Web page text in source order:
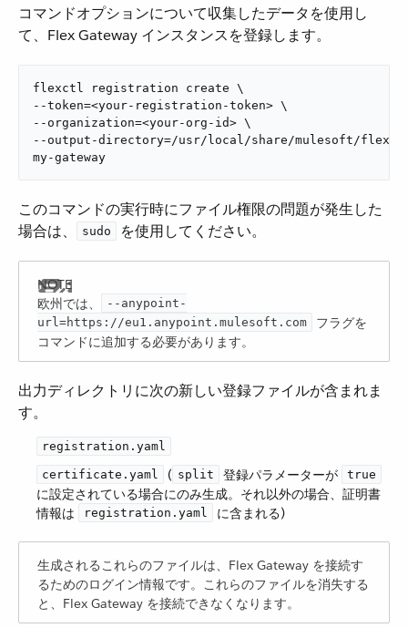
コマンドオプションについて収集したデータを使用し
て、Flex Gateway インスタンスを登録します。
flexctl registration create \
--token=<your-registration-token> \
--organization=<your-org-id> \
--output-directory=/usr/local/share/mulesoft/flex-
my-gateway
このコマンドの実行時にファイル権限の問題が発生した
場合は、​
sudo ​ を使用してください。
欧州では、​
--anypoint-
url=https://eu1.anypoint.mulesoft.com
​ フラグを
コマンドに追加する必要があります。
出力ディレクトリに次の新しい登録ファイルが含まれま
す。
registration.yaml
certificate.yaml ​ (​ split ​ 登録パラメーターが ​ true
に設定されている場合にのみ生成。それ以外の場合、証明書
情報は ​
registration.yaml ​ に含まれる)
生成されるこれらのファイルは、Flex Gateway を接続す
るためのログイン情報です。これらのファイルを消失する
と、Flex Gateway を接続できなくなります。